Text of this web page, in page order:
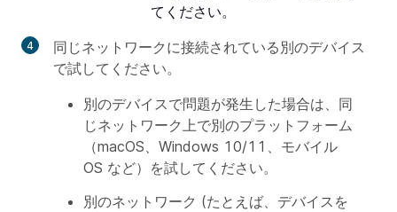
てください。
同じネットワークに接続されている別のデバイス
で試してください。
別のデバイスで問題が発生した場合は、同
じネットワーク上で別のプラットフォーム
（macOS、Windows 10/11、モバイル
OS など）を試してください。
別のネットワーク (たとえば、デバイスを